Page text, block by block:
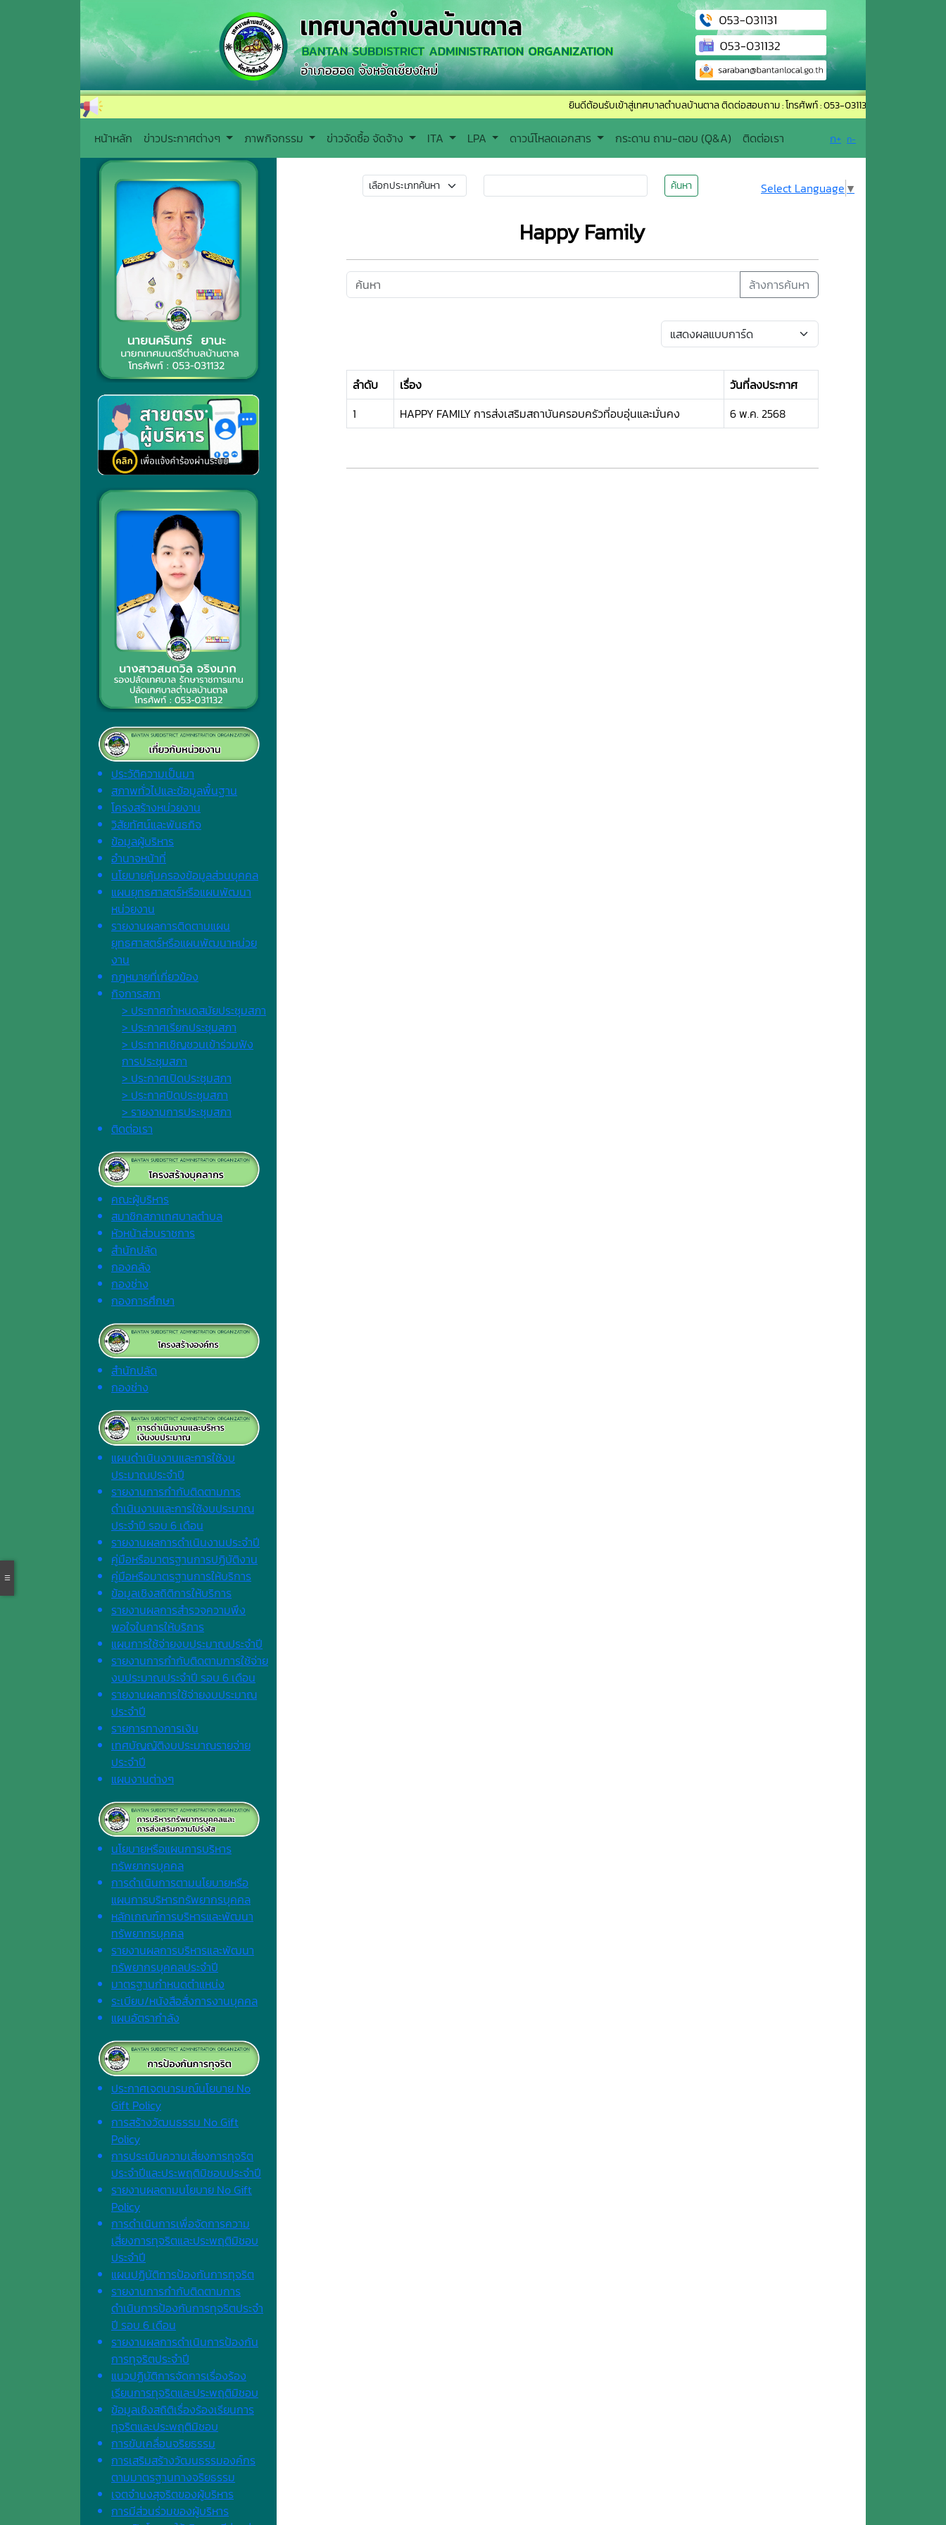
ยินดีต้อนรับเข้าสู่เทศบาลตำบลบ้านตาล ติดต่อสอบถาม : โทรศัพท์ : 053-031131 อีเมล์ :
หน้าหลัก ข่าวประกาศต่างๆ ภาพกิจกรรม ข่าวจัดซื้อ จัดจ้าง ITA LPA ดาวน์โหลดเอกสาร กระดาน ถาม-ตอบ (Q&A) ติดต่อเรา ก+ ก-
ประวัติความเป็นมา
สภาพทั่วไปและข้อมูลพื้นฐาน
โครงสร้างหน่วยงาน
วิสัยทัศน์และพันธกิจ
ข้อมูลผู้บริหาร
อำนาจหน้าที่
นโยบายคุ้มครองข้อมูลส่วนบุคคล
แผนยุทธศาสตร์หรือแผนพัฒนา
หน่วยงาน
รายงานผลการติดตามแผน
ยุทธศาสตร์หรือแผนพัฒนาหน่วย
งาน
กฎหมายที่เกี่ยวข้อง
กิจการสภา
> ประกาศกำหนดสมัยประชุมสภา
> ประกาศเรียกประชุมสภา
> ประกาศเชิญชวนเข้าร่วมฟัง
การประชุมสภา
> ประกาศเปิดประชุมสภา
> ประกาศปิดประชุมสภา
> รายงานการประชุมสภา
ติดต่อเรา
คณะผู้บริหาร
สมาชิกสภาเทศบาลตำบล
หัวหน้าส่วนราชการ
สำนักปลัด
กองคลัง
กองช่าง
กองการศึกษา
สำนักปลัด
กองช่าง
แผนดำเนินงานและการใช้งบ
ประมาณประจำปี
รายงานการกำกับติดตามการ
ดำเนินงานและการใช้งบประมาณ
ประจำปี รอบ 6 เดือน
รายงานผลการดำเนินงานประจำปี
คู่มือหรือมาตรฐานการปฏิบัติงาน
คู่มือหรือมาตรฐานการให้บริการ
ข้อมูลเชิงสถิติการให้บริการ
รายงานผลการสำรวจความพึง
พอใจในการให้บริการ
แผนการใช้จ่ายงบประมาณประจำปี
รายงานการกำกับติดตามการใช้จ่าย
งบประมาณประจำปี รอบ 6 เดือน
รายงานผลการใช้จ่ายงบประมาณ
ประจำปี
รายการทางการเงิน
เทศบัญญัติงบประมาณรายจ่าย
ประจำปี
แผนงานต่างๆ
นโยบายหรือแผนการบริหาร
ทรัพยากรบุคคล
การดำเนินการตามนโยบายหรือ
แผนการบริหารทรัพยากรบุคคล
หลักเกณฑ์การบริหารและพัฒนา
ทรัพยากรบุคคล
รายงานผลการบริหารและพัฒนา
ทรัพยากรบุคคลประจำปี
มาตรฐานกำหนดตำแหน่ง
ระเบียบ/หนังสือสั่งการงานบุคคล
แผนอัตรากำลัง
ประกาศเจตนารมณ์นโยบาย No
Gift Policy
การสร้างวัฒนธรรม No Gift
Policy
การประเมินความเสี่ยงการทุจริต
ประจำปีและประพฤติมิชอบประจำปี
รายงานผลตามนโยบาย No Gift
Policy
การดำเนินการเพื่อจัดการความ
เสี่ยงการทุจริตและประพฤติมิชอบ
ประจำปี
แผนปฏิบัติการป้องกันการทุจริต
รายงานการกำกับติดตามการ
ดำเนินการป้องกันการทุจริตประจำ
ปี รอบ 6 เดือน
รายงานผลการดำเนินการป้องกัน
การทุจริตประจำปี
แนวปฏิบัติการจัดการเรื่องร้อง
เรียนการทุจริตและประพฤติมิชอบ
ข้อมูลเชิงสถิติเรื่องร้องเรียนการ
ทุจริตและประพฤติมิชอบ
การขับเคลื่อนจริยธรรม
การเสริมสร้างวัฒนธรรมองค์กร
ตามมาตรฐานทางจริยธรรม
เจตจํานงสุจริตของผู้บริหาร
การมีส่วนร่วมของผู้บริหาร
ค้นหา Select Language ▼
Happy Family
ล้างการค้นหา
ลำดับ เรื่อง
วันที่ลงประกาศ
1
HAPPY FAMILY การส่งเสริมสถาบันครอบครัวที่อบอุ่นและมั่นคง 6 พ.ค. 2568